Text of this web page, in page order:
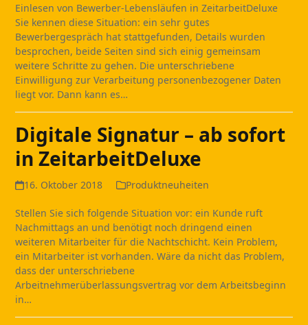
Einlesen von Bewerber-Lebensläufen in ZeitarbeitDeluxe
Sie kennen diese Situation: ein sehr gutes
Bewerbergespräch hat stattgefunden, Details wurden
besprochen, beide Seiten sind sich einig gemeinsam
weitere Schritte zu gehen. Die unterschriebene
Einwilligung zur Verarbeitung personenbezogener Daten
liegt vor. Dann kann es…
Digitale Signatur – ab sofort
in ZeitarbeitDeluxe
16. Oktober 2018 Produktneuheiten
Stellen Sie sich folgende Situation vor: ein Kunde ruft
Nachmittags an und benötigt noch dringend einen
weiteren Mitarbeiter für die Nachtschicht. Kein Problem,
ein Mitarbeiter ist vorhanden. Wäre da nicht das Problem,
dass der unterschriebene
Arbeitnehmerüberlassungsvertrag vor dem Arbeitsbeginn
in…